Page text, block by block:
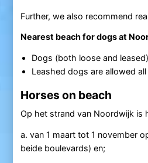
Further, we also recommend
Nearest beach for dogs at
Dogs (both loose and
Leashed dogs are allowed
Horses on beach
Op het strand van Noordwijk is
a. van 1 maart tot 1 november
beide boulevards) en;